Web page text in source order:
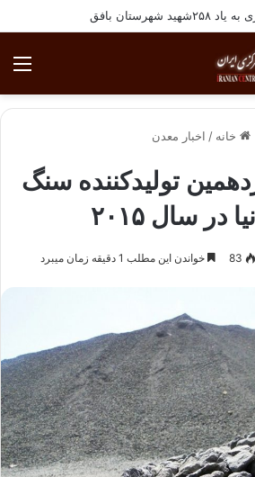
شهرستان بافق
خانه / اخبار معدن
تولیدکننده سنگ
در سال ۲۰۱۵
83 خواندن این مطلب 1 دقیقه زمان میبرد